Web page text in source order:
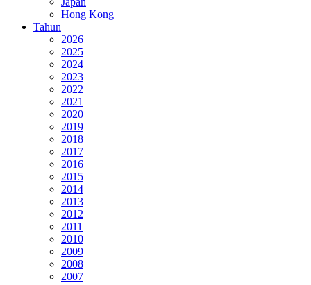
Hong Kong
Tahun
2026
2025
2024
2023
2022
2021
2020
2019
2018
2017
2016
2015
2014
2013
2012
2011
2010
2009
2008
2007